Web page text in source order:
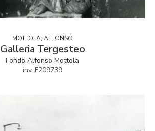
MOTTOLA, ALFONSO
Galleria Tergesteo
Fondo Alfonso Mottola
inv. F209739